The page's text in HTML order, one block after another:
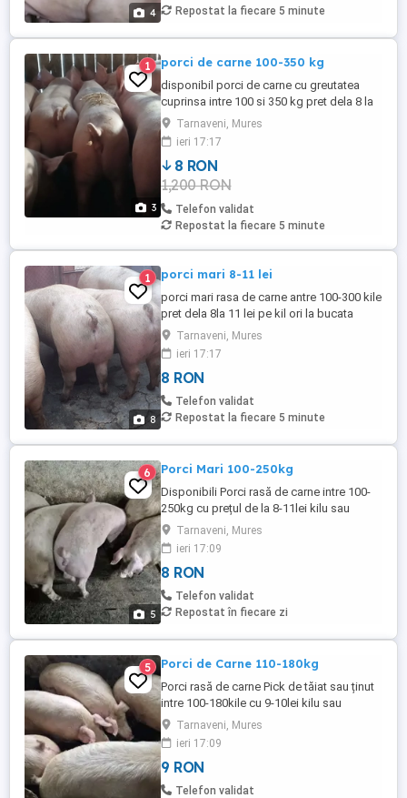
4
Repostat la fiecare 5 minute
3
1 porci de carne 100-350 kg
disponibil porci de carne cu greutatea
cuprinsa intre 100 si 350 kg pret dela 8 la
12 lei sau la bucata negociabill in functie
de porcul ales.asigur transport pe zona
Tarnaveni, Mures
ieri 17:17
8 RON
1,200 RON
Telefon validat
Repostat la fiecare 5 minute
8
1 porci mari 8-11 lei
porci mari rasa de carne antre 100-300 kile
pret dela 8la 11 lei pe kil ori la bucata
negociabill in functie de exemplaru aless
asigur transport in zona
Tarnaveni, Mures
ieri 17:17
8 RON
Telefon validat
Repostat la fiecare 5 minute
5
6 Porci Mari 100-250kg
Disponibili Porci rasă de carne intre 100-
250kg cu prețul de la 8-11lei kilu sau
negociabil la ochii după exemplarul ales,
Asigur transport pe zonă.
Tarnaveni, Mures
ieri 17:09
8 RON
Telefon validat
Repostat în fiecare zi
5 Porci de Carne 110-180kg
Porci rasă de carne Pick de tăiat sau ținut
intre 100-180kile cu 9-10lei kilu sau
negociabil la ochii la înțelegere. Asigur
transport in zonă
Tarnaveni, Mures
ieri 17:09
9 RON
Telefon validat